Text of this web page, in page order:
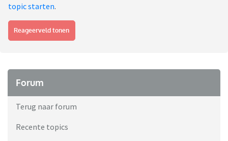
topic starten.
Reageerveld tonen
Forum
Terug naar forum
Recente topics